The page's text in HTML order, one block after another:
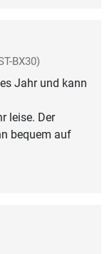
BX30)
Jahr und kann
leise. Der
bequem auf